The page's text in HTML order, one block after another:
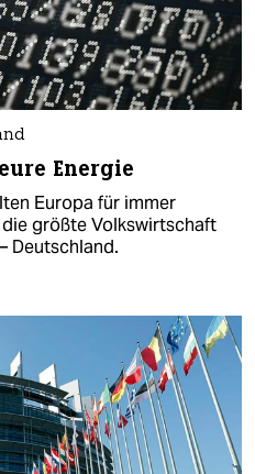
Energie
Europa für immer
größte Volkswirtschaft
Deutschland.